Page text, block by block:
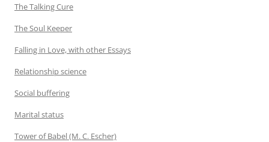
The Talking Cure
The Soul Keeper
Falling in Love, with other Essays
Relationship science
Social buffering
Marital status
Tower of Babel (M. C. Escher)